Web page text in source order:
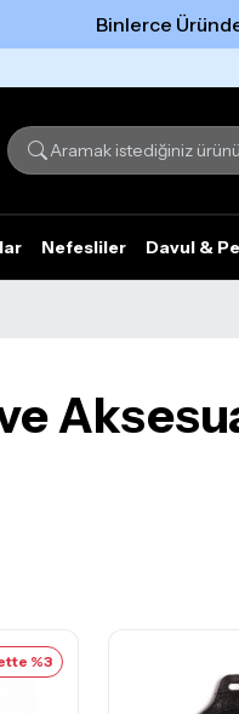
Binlerce
Nefesliler Davul &
%3
Tümünü gör